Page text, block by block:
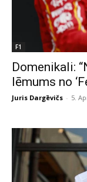
F1
Domenikali:
lēmums no
Juris Dargēvičs - 5.